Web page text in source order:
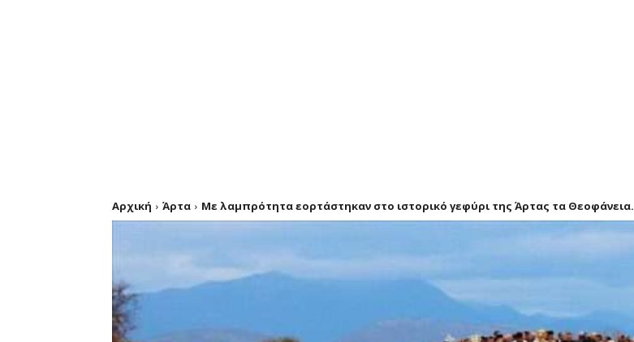
Αρχική Άρτα Με λαμπρότητα εορτάστηκαν στο ιστορικό γεφύρι της Άρτας τα Θεοφάνεια.